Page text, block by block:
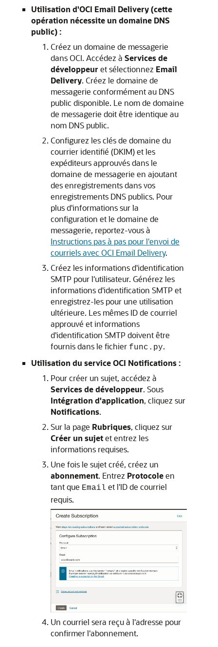
Utilisation d'OCI Email Delivery (cette
opération nécessite un domaine DNS
public) :
Créez un domaine de messagerie
dans OCI. Accédez à Services de
développeur et sélectionnez Email
Delivery. Créez le domaine de
messagerie conformément au DNS
public disponible. Le nom de domaine
de messagerie doit être identique au
nom DNS public.
Configurez les clés de domaine du
courrier identifié (DKIM) et les
expéditeurs approuvés dans le
domaine de messagerie en ajoutant
des enregistrements dans vos
enregistrements DNS publics. Pour
plus d'informations sur la
configuration et le domaine de
messagerie, reportez-vous à
Instructions pas à pas pour l'envoi de
courriels avec OCI Email Delivery.
Créez les informations d'identification
SMTP pour l'utilisateur. Générez les
informations d'identification SMTP et
enregistrez-les pour une utilisation
ultérieure. Les mêmes ID de courriel
approuvé et informations
d'identification SMTP doivent être
fournis dans le fichier func.py.
Utilisation du service OCI Notifications :
Pour créer un sujet, accédez à
Services de développeur. Sous
Intégration d'application, cliquez sur
Notifications.
Sur la page Rubriques, cliquez sur
Créer un sujetet entrez les
informations requises.
Une fois le sujet créé, créez un
abonnement. Entrez Protocoleen
tant que Email et l'ID de courriel
requis.
Un courriel sera reçu à l'adresse pour
confirmer l'abonnement.